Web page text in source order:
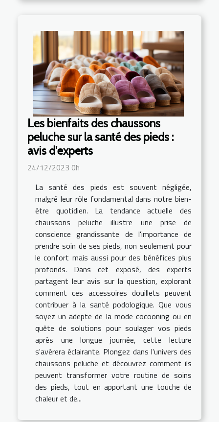
Les bienfaits des chaussons
peluche sur la santé des pieds :
avis d'experts
24/12/2023 0h
La santé des pieds est souvent négligée,
malgré leur rôle fondamental dans notre bien-
être quotidien. La tendance actuelle des
chaussons peluche illustre une prise de
conscience grandissante de l'importance de
prendre soin de ses pieds, non seulement pour
le confort mais aussi pour des bénéfices plus
profonds. Dans cet exposé, des experts
partagent leur avis sur la question, explorant
comment ces accessoires douillets peuvent
contribuer à la santé podologique. Que vous
soyez un adepte de la mode cocooning ou en
quête de solutions pour soulager vos pieds
après une longue journée, cette lecture
s'avérera éclairante. Plongez dans l'univers des
chaussons peluche et découvrez comment ils
peuvent transformer votre routine de soins
des pieds, tout en apportant une touche de
chaleur et de...